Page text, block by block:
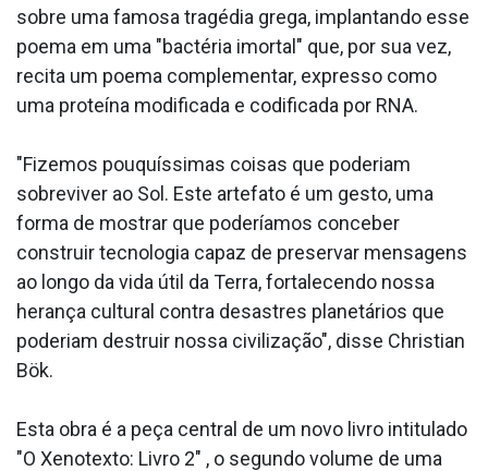
sobre uma famosa tragédia grega, implantando esse
poema em uma "bactéria imortal" que, por sua vez,
recita um poema complementar, expresso como
uma proteína modificada e codificada por RNA.
"Fizemos pouquíssimas coisas que poderiam
sobreviver ao Sol. Este artefato é um gesto, uma
forma de mostrar que poderíamos conceber
construir tecnologia capaz de preservar mensagens
ao longo da vida útil da Terra, fortalecendo nossa
herança cultural contra desastres planetários que
poderiam destruir nossa civilização", disse Christian
Bök.
Esta obra é a peça central de um novo livro intitulado
"O Xenotexto: Livro 2" , o segundo volume de uma